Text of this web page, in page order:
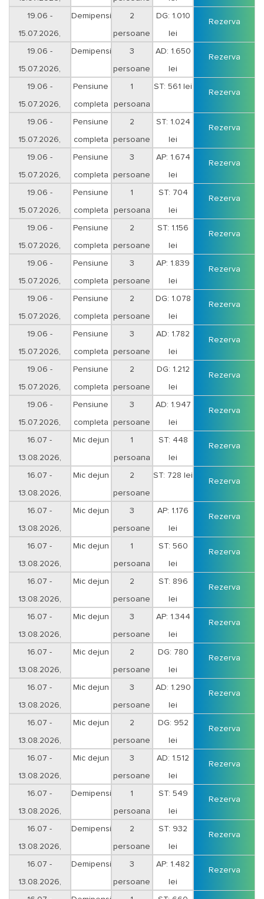
Duminica-Joi
19.06 -
15.07.2026,
Vineri-Sambata
Demipensiune 2
persoane
DG: 1.010
lei
Rezerva
19.06 -
15.07.2026,
Vineri-Sambata
Demipensiune 3
persoane
AD: 1.650
lei
Rezerva
19.06 -
15.07.2026,
Duminica-Joi
Pensiune
completa
1
persoana
ST: 561 lei
Rezerva
19.06 -
15.07.2026,
Duminica-Joi
Pensiune
completa
2
persoane
ST: 1.024
lei
Rezerva
19.06 -
15.07.2026,
Duminica-Joi
Pensiune
completa
3
persoane
AP: 1.674
lei
Rezerva
19.06 -
15.07.2026,
Vineri-Sambata
Pensiune
completa
1
persoana
ST: 704
lei
Rezerva
19.06 -
15.07.2026,
Vineri-Sambata
Pensiune
completa
2
persoane
ST: 1.156
lei
Rezerva
19.06 -
15.07.2026,
Vineri-Sambata
Pensiune
completa
3
persoane
AP: 1.839
lei
Rezerva
19.06 -
15.07.2026,
Duminica-Joi
Pensiune
completa
2
persoane
DG: 1.078
lei
Rezerva
19.06 -
15.07.2026,
Duminica-Joi
Pensiune
completa
3
persoane
AD: 1.782
lei
Rezerva
19.06 -
15.07.2026,
Vineri-Sambata
Pensiune
completa
2
persoane
DG: 1.212
lei
Rezerva
19.06 -
15.07.2026,
Vineri-Sambata
Pensiune
completa
3
persoane
AD: 1.947
lei
Rezerva
16.07 -
13.08.2026,
Duminica-Joi
Mic dejun 1
persoana
ST: 448
lei
Rezerva
16.07 -
13.08.2026,
Duminica-Joi
Mic dejun 2
persoane
ST: 728 lei
Rezerva
16.07 -
13.08.2026,
Duminica-Joi
Mic dejun 3
persoane
AP: 1.176
lei
Rezerva
16.07 -
13.08.2026,
Vineri-Sambata
Mic dejun 1
persoana
ST: 560
lei
Rezerva
16.07 -
13.08.2026,
Vineri-Sambata
Mic dejun 2
persoane
ST: 896
lei
Rezerva
16.07 -
13.08.2026,
Vineri-Sambata
Mic dejun 3
persoane
AP: 1.344
lei
Rezerva
16.07 -
13.08.2026,
Duminica-Joi
Mic dejun 2
persoane
DG: 780
lei
Rezerva
16.07 -
13.08.2026,
Duminica-Joi
Mic dejun 3
persoane
AD: 1.290
lei
Rezerva
16.07 -
13.08.2026,
Vineri-Sambata
Mic dejun 2
persoane
DG: 952
lei
Rezerva
16.07 -
13.08.2026,
Vineri-Sambata
Mic dejun 3
persoane
AD: 1.512
lei
Rezerva
16.07 -
13.08.2026,
Duminica-Joi
Demipensiune 1
persoana
ST: 549
lei
Rezerva
16.07 -
13.08.2026,
Duminica-Joi
Demipensiune 2
persoane
ST: 932
lei
Rezerva
16.07 -
13.08.2026,
Demipensiune 3
persoane
AP: 1.482
lei
Rezerva